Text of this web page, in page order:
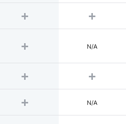
N/A
N/A